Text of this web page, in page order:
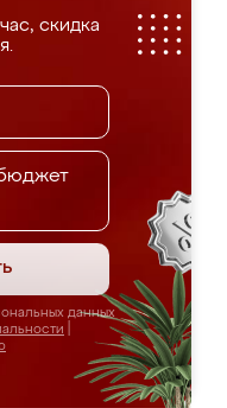
скидка
данных